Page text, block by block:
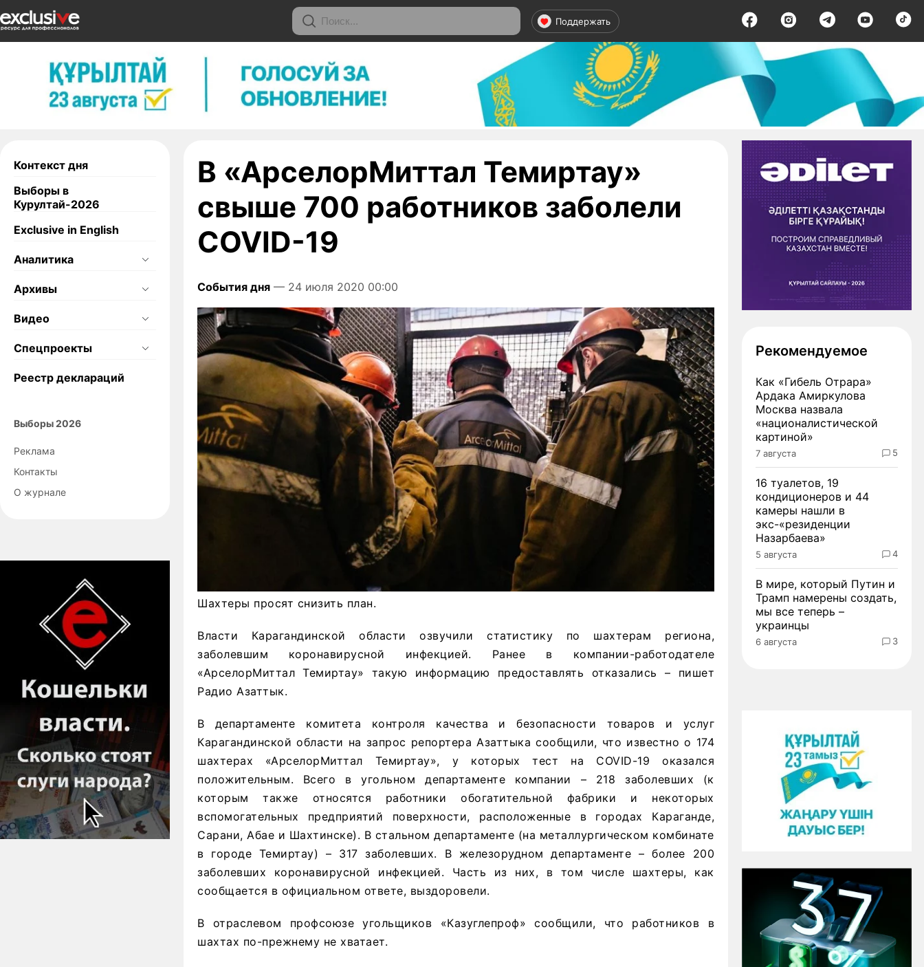
Поддержать
Контекст дня
Выборы в
Курултай-2026
Exclusive in English
Аналитика
Архивы
Видео
Спецпроекты
Реестр деклараций
Выборы 2026
Реклама
Контакты
О журнале
В «АрселорМиттал Темиртау»
свыше 700 работников заболели
COVID-19
События дня — 24 июля 2020 00:00
Шахтеры просят снизить план.
Власти Карагандинской области озвучили статистику по шахтерам региона,
заболевшим коронавирусной инфекцией. Ранее в компании-работодателе
«АрселорМиттал Темиртау» такую информацию предоставлять отказались – пишет
Радио Азаттык.
В департаменте комитета контроля качества и безопасности товаров и услуг
Карагандинской области на запрос репортера Азаттыка сообщили, что известно о 174
шахтерах «АрселорМиттал Темиртау», у которых тест на COVID-19 оказался
положительным. Всего в угольном департаменте компании – 218 заболевших (к
которым также относятся работники обогатительной фабрики и некоторых
вспомогательных предприятий поверхности, расположенные в городах Караганде,
Сарани, Абае и Шахтинске). В стальном департаменте (на металлургическом комбинате
в городе Темиртау) – 317 заболевших. В железорудном департаменте – более 200
заболевших коронавирусной инфекцией. Часть из них, в том числе шахтеры, как
сообщается в официальном ответе, выздоровели.
В отраслевом профсоюзе угольщиков «Казуглепроф» сообщили, что работников в
шахтах по-прежнему не хватает.
Рекомендуемое
Как «Гибель Отрара»
Ардака Амиркулова
Москва назвала
«националистической
картиной»
7 августа 5
16 туалетов, 19
кондиционеров и 44
камеры нашли в
экс-«резиденции
Назарбаева»
5 августа 4
В мире, который Путин и
Трамп намерены создать,
мы все теперь –
украинцы
6 августа 3